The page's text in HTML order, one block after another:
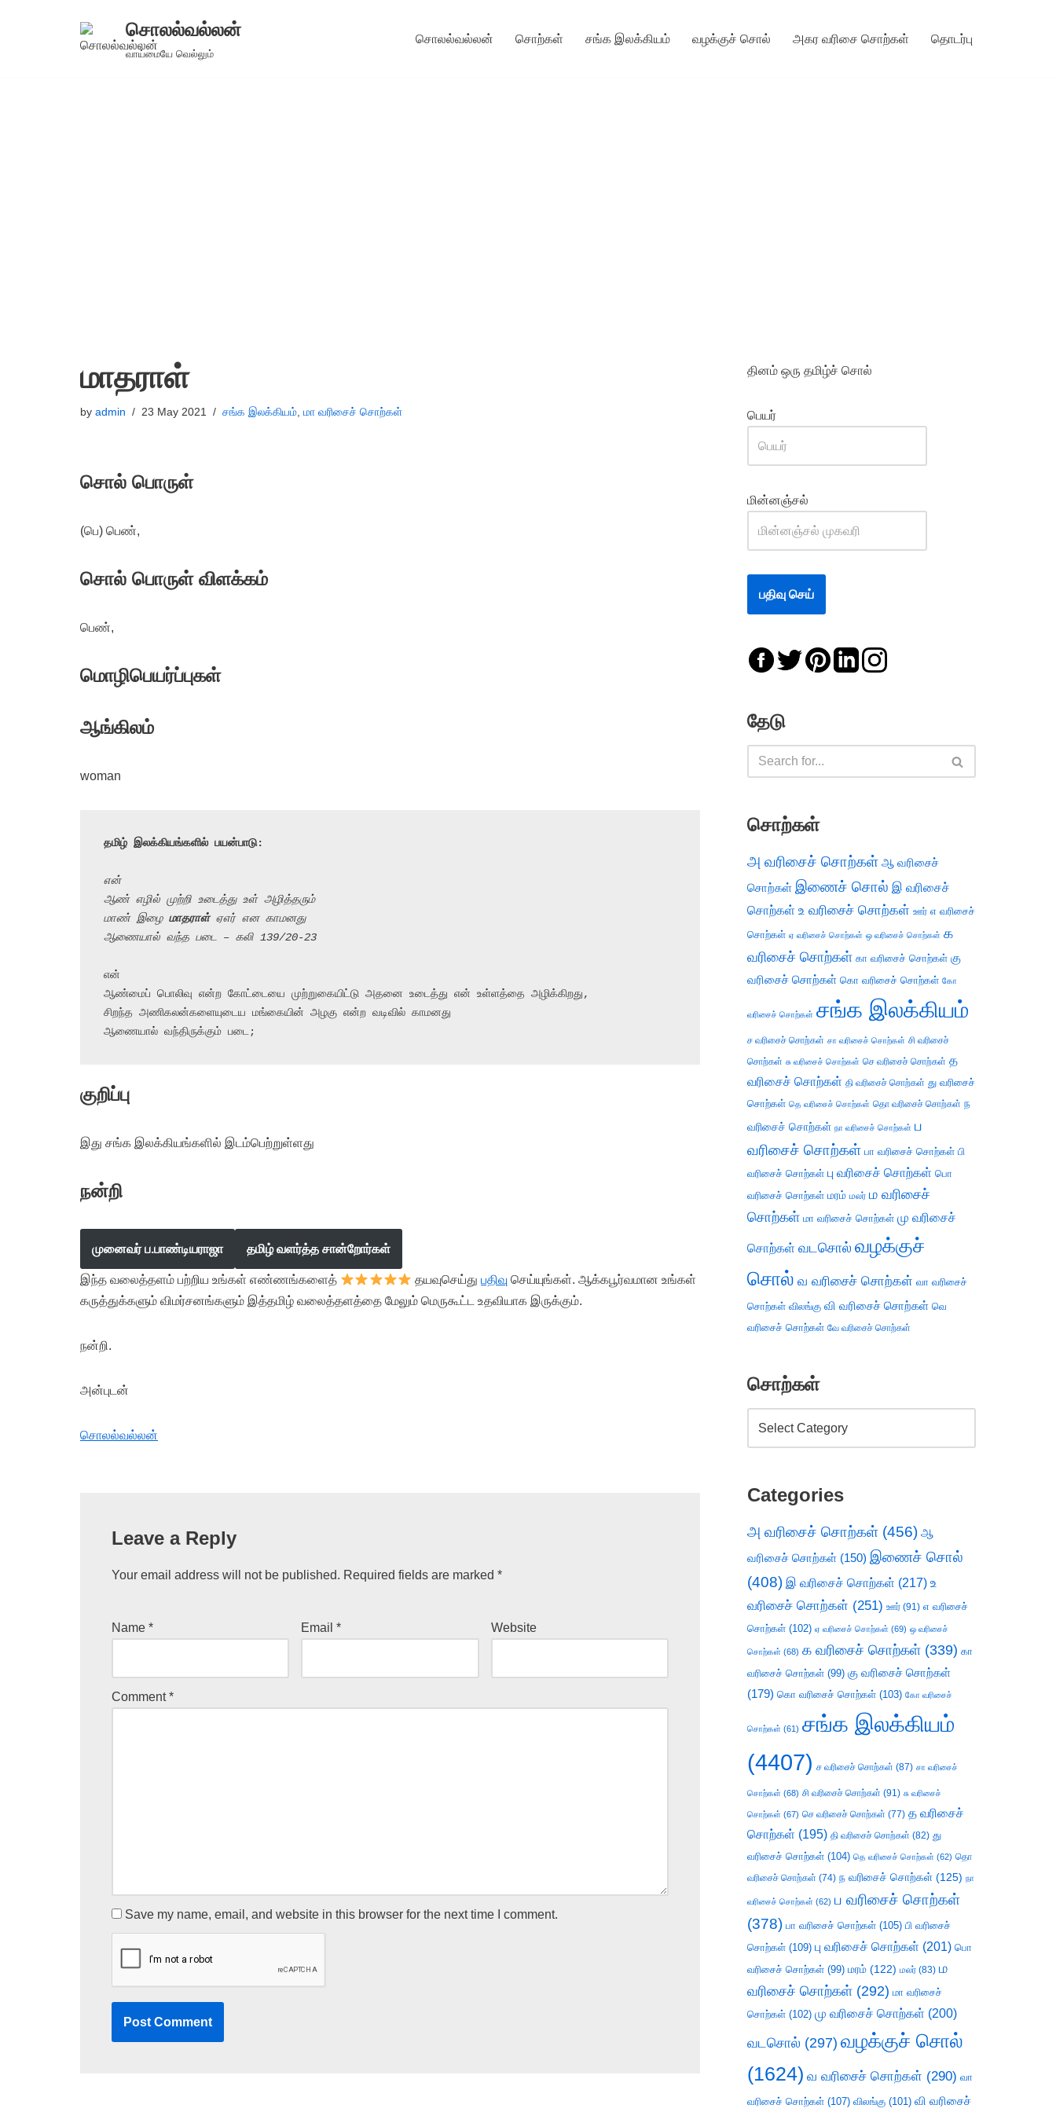
சொலல்வல்லன்
வாய்மையே வெல்லும்
சொலல்வல்லன் சொற்கள் சங்க இலக்கியம் வழக்குச் சொல் அகர வரிசை சொற்கள் தொடர்பு
மாதராள்
by admin 23 May 2021 சங்க இலக்கியம் மா வரிசைச் சொற்கள்
சொல் பொருள்
(பெ) பெண்,
சொல் பொருள் விளக்கம்
பெண்,
மொழிபெயர்ப்புகள்
ஆங்கிலம்
woman
தமிழ் இலக்கியங்களில் பயன்பாடு:
என்
ஆண் எழில் முற்றி உடைத்து உள் அழித்தரும்
மாண் இழை மாதராள் ஏஎர் என காமனது
ஆணையால் வந்த படை – கலி 139/20-23
என்
ஆண்மைப் பொலிவு என்ற கோட்டையை முற்றுகையிட்டு அதனை உடைத்து என் உள்ளத்தை அழிக்கிறது,
சிறந்த அணிகலன்களையுடைய மங்கையின் அழகு என்ற வடிவில் காமனது
ஆணையால் வந்திருக்கும் படை;
குறிப்பு
இது சங்க இலக்கியங்களில் இடம்பெற்றுள்ளது
நன்றி
முனைவர் ப.பாண்டியராஜா தமிழ் வளர்த்த சான்றோர்கள்
இந்த வலைத்தளம் பற்றிய உங்கள் எண்ணங்களைத் தயவுசெய்துபதிவு செய்யுங்கள். ஆக்கபூர்வமான உங்கள்
கருத்துக்களும் விமர்சனங்களும் இத்தமிழ் வலைத்தளத்தை மேலும் மெருகூட்ட உதவியாக இருக்கும்.
நன்றி.
அன்புடன்
சொலல்வல்லன்
Leave a Reply
Your email address will not be published. Required fields are marked *
Name * Email* Website
Comment*
Save my name, email, and website in this browser for the next time I comment.
தினம் ஒரு தமிழ்ச் சொல்
பெயர்
மின்னஞ்சல்
தேடு
சொற்கள்
அ வரிசைச் சொற்கள் ஆ வரிசைச்
சொற்கள் இணைச் சொல் இ வரிசைச்
சொற்கள் உ வரிசைச் சொற்கள் ஊர் எ வரிசைச்
சொற்கள் ஏ வரிசைச் சொற்கள் ஒ வரிசைச் சொற்கள் க
வரிசைச் சொற்கள் கா வரிசைச் சொற்கள் கு
வரிசைச் சொற்கள் கொ வரிசைச் சொற்கள் கோ
வரிசைச் சொற்கள் சங்க இலக்கியம்
ச வரிசைச் சொற்கள் சா வரிசைச் சொற்கள் சி வரிசைச்
சொற்கள் சு வரிசைச் சொற்கள் செ வரிசைச் சொற்கள் த
வரிசைச் சொற்கள் தி வரிசைச் சொற்கள் து வரிசைச்
சொற்கள் தெ வரிசைச் சொற்கள் தொ வரிசைச் சொற்கள் ந
வரிசைச் சொற்கள் நா வரிசைச் சொற்கள் ப
வரிசைச் சொற்கள் பா வரிசைச் சொற்கள் பி
வரிசைச் சொற்கள் பு வரிசைச் சொற்கள் பொ
வரிசைச் சொற்கள் மரம் மலர் ம வரிசைச்
சொற்கள் மா வரிசைச் சொற்கள் மு வரிசைச்
சொற்கள் வடசொல் வழக்குச்
சொல் வ வரிசைச் சொற்கள் வா வரிசைச்
சொற்கள் விலங்கு வி வரிசைச் சொற்கள் வெ
வரிசைச் சொற்கள் வே வரிசைச் சொற்கள்
சொற்கள்
Categories
அ வரிசைச் சொற்கள் (456) ஆ
வரிசைச் சொற்கள் (150) இணைச் சொல்
(408) இ வரிசைச் சொற்கள் (217) உ
வரிசைச் சொற்கள் (251) ஊர் (91) எ வரிசைச்
சொற்கள் (102) ஏ வரிசைச் சொற்கள் (69) ஒ வரிசைச்
சொற்கள் (68) க வரிசைச் சொற்கள் (339) கா
வரிசைச் சொற்கள் (99) கு வரிசைச் சொற்கள்
(179) கொ வரிசைச் சொற்கள் (103) கோ வரிசைச்
சொற்கள் (61) சங்க இலக்கியம்
(4407) ச வரிசைச் சொற்கள் (87) சா வரிசைச்
சொற்கள் (68) சி வரிசைச் சொற்கள் (91) சு வரிசைச்
சொற்கள் (67) செ வரிசைச் சொற்கள் (77) த வரிசைச்
சொற்கள் (195) தி வரிசைச் சொற்கள் (82) து
வரிசைச் சொற்கள் (104) தெ வரிசைச் சொற்கள் (62) தொ
வரிசைச் சொற்கள் (74) ந வரிசைச் சொற்கள் (125) நா
வரிசைச் சொற்கள் (62) ப வரிசைச் சொற்கள்
(378) பா வரிசைச் சொற்கள் (105) பி வரிசைச்
சொற்கள் (109) பு வரிசைச் சொற்கள் (201) பொ
வரிசைச் சொற்கள் (99) மரம் (122) மலர் (83) ம
வரிசைச் சொற்கள் (292) மா வரிசைச்
சொற்கள் (102) மு வரிசைச் சொற்கள் (200)
வடசொல் (297) வழக்குச் சொல்
(1624) வ வரிசைச் சொற்கள் (290) வா
வரிசைச் சொற்கள் (107) விலங்கு (101) வி வரிசைச்